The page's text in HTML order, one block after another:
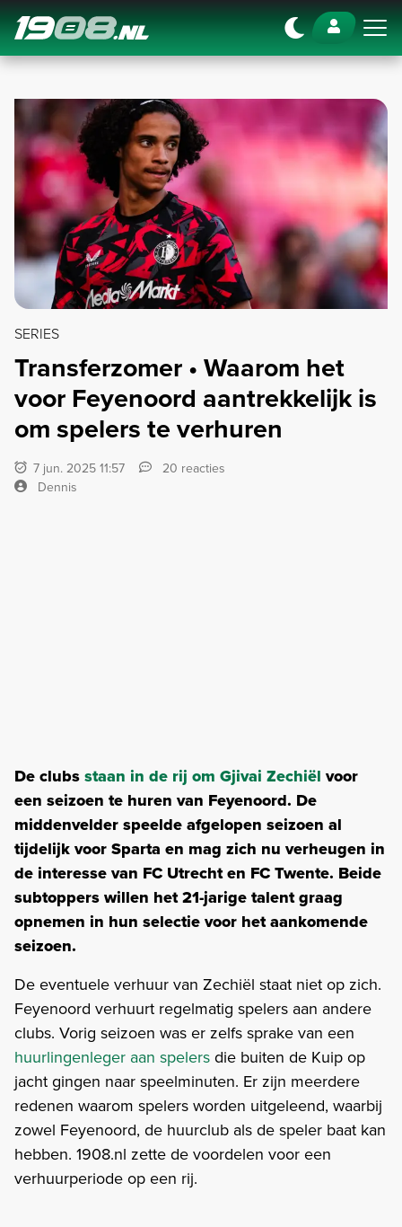
Navigation
SERIES
Transferzomer • Waarom het
voor Feyenoord aantrekkelijk is
om spelers te verhuren
7 jun. 2025 11:57
20 reacties
Dennis
De clubsstaan in de rij om Gjivai Zechiël voor
een seizoen te huren van Feyenoord. De
middenvelder speelde afgelopen seizoen al
tijdelijk voor Sparta en mag zich nu verheugen in
de interesse van FC Utrecht en FC Twente. Beide
subtoppers willen het 21-jarige talent graag
opnemen in hun selectie voor het aankomende
seizoen.
De eventuele verhuur van Zechiël staat niet op zich.
Feyenoord verhuurt regelmatig spelers aan andere
clubs. Vorig seizoen was er zelfs sprake van een
huurlingenleger aan spelersdie buiten de Kuip op
jacht gingen naar speelminuten. Er zijn meerdere
redenen waarom spelers worden uitgeleend, waarbij
zowel Feyenoord, de huurclub als de speler baat kan
hebben. 1908.nl zette de voordelen voor een
verhuurperiode op een rij.